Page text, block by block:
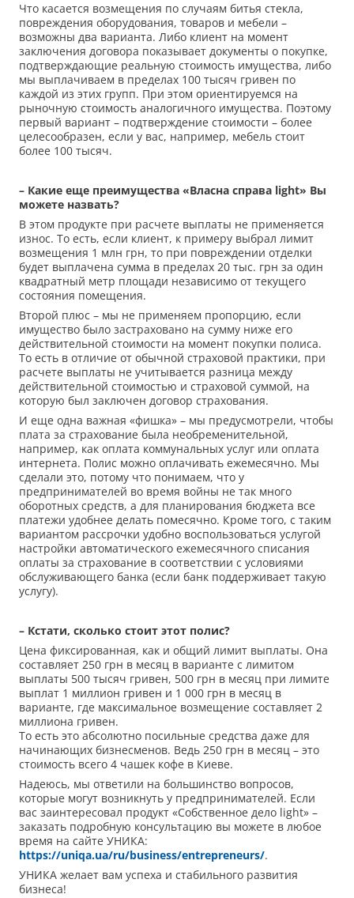
Что касается возмещения по случаям битья стекла,
повреждения оборудования, товаров и мебели –
возможны два варианта. Либо клиент на момент
заключения договора показывает документы о покупке,
подтверждающие реальную стоимость имущества, либо
мы выплачиваем в пределах 100 тысяч гривен по
каждой из этих групп. При этом ориентируемся на
рыночную стоимость аналогичного имущества. Поэтому
первый вариант – подтверждение стоимости – более
целесообразен, если у вас, например, мебель стоит
более 100 тысяч.
– Какие еще преимущества «Власна справа light» Вы
можете назвать?
В этом продукте при расчете выплаты не применяется
износ. То есть, если клиент, к примеру выбрал лимит
возмещения 1 млн грн, то при повреждении отделки
будет выплачена сумма в пределах 20 тыс. грн за один
квадратный метр площади независимо от текущего
состояния помещения.
Второй плюс – мы не применяем пропорцию, если
имущество было застраховано на сумму ниже его
действительной стоимости на момент покупки полиса.
То есть в отличие от обычной страховой практики, при
расчете выплаты не учитывается разница между
действительной стоимостью и страховой суммой, на
которую был заключен договор страхования.
И еще одна важная «фишка» – мы предусмотрели, чтобы
плата за страхование была необременительной,
например, как оплата коммунальных услуг или оплата
интернета. Полис можно оплачивать ежемесячно. Мы
сделали это, потому что понимаем, что у
предпринимателей во время войны не так много
оборотных средств, а для планирования бюджета все
платежи удобнее делать помесячно. Кроме того, с таким
вариантом рассрочки удобно воспользоваться услугой
настройки автоматического ежемесячного списания
оплаты за страхование в соответствии с условиями
обслуживающего банка (если банк поддерживает такую
услугу).
– Кстати, сколько стоит этот полис?
Цена фиксированная, как и общий лимит выплаты. Она
составляет 250 грн в месяц в варианте с лимитом
выплаты 500 тысяч гривен, 500 грн в месяц при лимите
выплат 1 миллион гривен и 1 000 грн в месяц в
варианте, где максимальное возмещение составляет 2
миллиона гривен.
То есть это абсолютно посильные средства даже для
начинающих бизнесменов. Ведь 250 грн в месяц – это
стоимость всего 4 чашек кофе в Киеве.
Надеюсь, мы ответили на большинство вопросов,
которые могут возникнуть у предпринимателей. Если
вас заинтересовал продукт «Собственное дело light» –
заказать подробную консультацию вы можете в любое
время на сайте УНИКА:
https://uniqa.ua/ru/business/entrepreneurs/.
УНИКА желает вам успеха и стабильного развития
бизнеса!